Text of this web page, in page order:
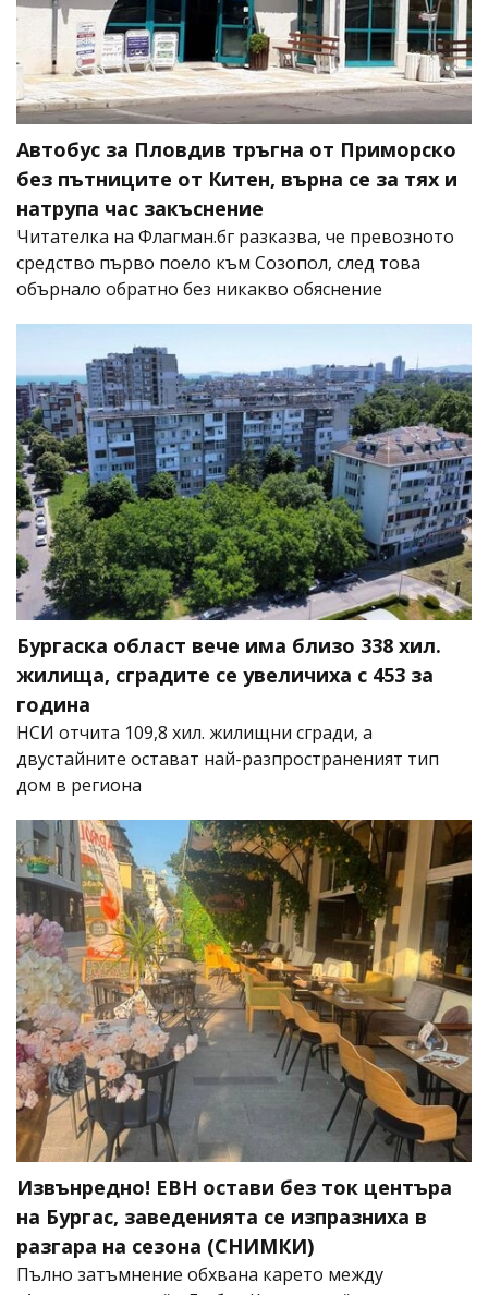
Автобус за Пловдив тръгна от Приморско
без пътниците от Китен, върна се за тях и
натрупа час закъснение
Читателка на Флагман.бг разказва, че превозното
средство първо поело към Созопол, след това
обърнало обратно без никакво обяснение
Бургаска област вече има близо 338 хил.
жилища, сградите се увеличиха с 453 за
година
НСИ отчита 109,8 хил. жилищни сгради, а
двустайните остават най-разпространеният тип
дом в региона
Извънредно! ЕВН остави без ток центъра
на Бургас, заведенията се изпразниха в
разгара на сезона (СНИМКИ)
Пълно затъмнение обхвана карето между